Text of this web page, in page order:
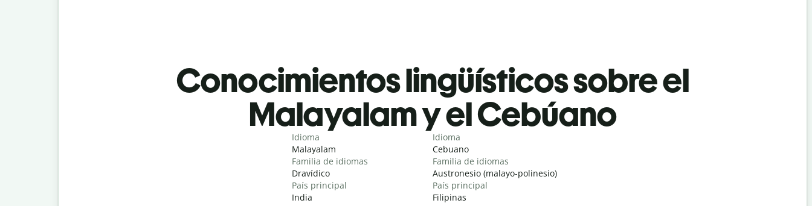
Conocimientos lingüísticos sobre el
Malayalam y el Cebúano
Idioma
Malayalam
Familia de idiomas
Dravídico
País principal
India
Idioma
Cebuano
Familia de idiomas
Austronesio (malayo-polinesio)
País principal
Filipinas